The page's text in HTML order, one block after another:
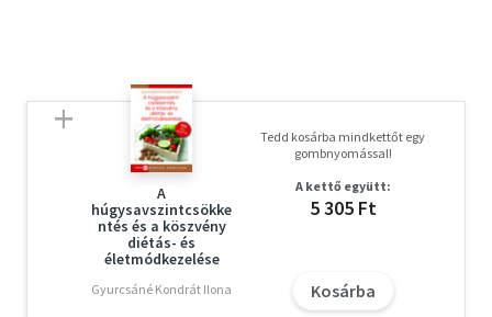
A
húgysavszintcsökke
ntés és a köszvény
diétás- és
életmódkezelése
Gyurcsáné Kondrát Ilona
Tedd kosárba mindkettőt egy
gombnyomással!
A kettő együtt:
5 305 Ft
Kosárba